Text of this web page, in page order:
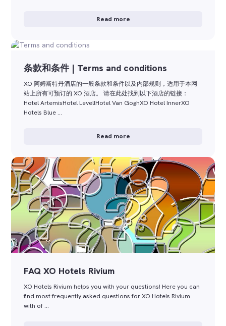
Read more
条款和条件 | Terms and conditions
XO 阿姆斯特丹酒店的一般条款和条件以及内部规则，适用于本网
站上所有可预订的 XO 酒店。 请在此处找到以下酒店的链接：
Hotel ArtemisHotel LevellHotel Van GoghXO Hotel InnerXO
Hotels Blue …
Read more
FAQ XO Hotels Rivium
XO Hotels Rivium helps you with your questions! Here you can
find most frequently asked questions for XO Hotels Rivium
with of …